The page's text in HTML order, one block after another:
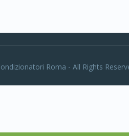
Roma - All Rights